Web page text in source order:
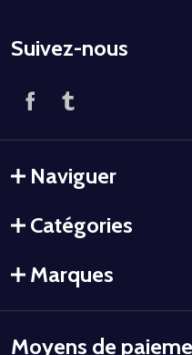
Suivez-nous
Naviguer
Catégories
Marques
Moyens de